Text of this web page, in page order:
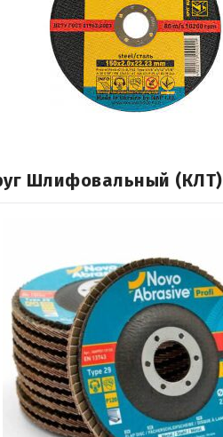
Шлифовальный (КЛТ)